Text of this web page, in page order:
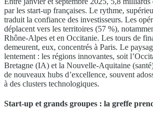
par les start-up françaises. Le rythme,
traduit la confiance des investisseurs. Les
déplacent vers les territoires (57 %),
Rhône-Alpes et en Occitanie. Les tours de
demeurent, eux, concentrés à Paris. Le
lentement : les régions innovantes, soit
Bretagne (IA) et la Nouvelle-Aquitaine
de nouveaux hubs d’excellence, souvent
à des clusters technologiques.
Start-up et grands groupes : la greffe